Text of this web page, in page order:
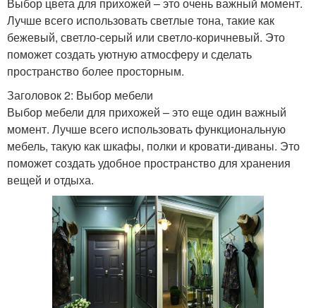
Выбор цвета для прихожей – это очень важный момент.
Лучше всего использовать светлые тона, такие как
бежевый, светло-серый или светло-коричневый. Это
поможет создать уютную атмосферу и сделать
пространство более просторным.
Заголовок 2: Выбор мебели
Выбор мебели для прихожей – это еще один важный
момент. Лучше всего использовать функциональную
мебель, такую как шкафы, полки и кровати-диваны. Это
поможет создать удобное пространство для хранения
вещей и отдыха.